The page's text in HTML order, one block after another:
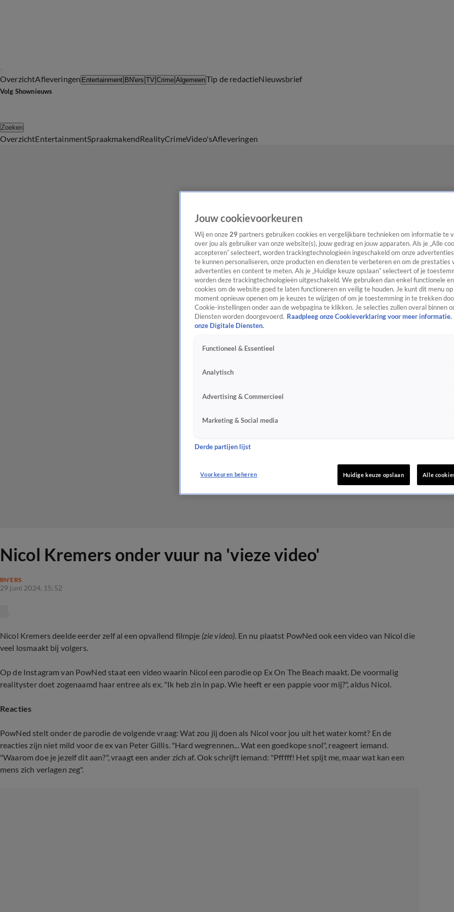
OverzichtAfleveringen Entertainment BN'ers TV Crime AlgemeenTip de redactieNieuwsbrief
Volg Shownieuws
Zoeken
OverzichtEntertainmentSpraakmakendRealityCrimeVideo'sAfleveringen
Nicol Kremers onder vuur na 'vieze video'
BN'ERS
29 juni 2024, 15:52
Nicol Kremers deelde eerder zelf al een opvallend filmpje (zie video). En nu plaatst PowNed ook een video van Nicol die
veel losmaakt bij volgers.
Op de Instagram van PowNed staat een video waarin Nicol een parodie op Ex On The Beach maakt. De voormalig
realityster doet zogenaamd haar entree als ex. "Ik heb zin in pap. Wie heeft er een pappie voor mij?", aldus Nicol.
Reacties
PowNed stelt onder de parodie de volgende vraag:Wat zou jij doen als Nicol voor jou uit het water komt? En de
reacties zijn niet mild voor de ex van Peter Gillis. "Hard wegrennen... Wat een goedkope snol", reageert iemand.
"Waarom doe je jezelf dit aan?", vraagt een ander zich af. Ook schrijft iemand: "Pfffff! Het spijt me, maar wat kan een
mens zich verlagen zeg".
Jouw cookievoorkeuren
Wij en onze 29 partners gebruiken cookies en vergelijkbare technieken om informatie te
over jou als gebruiker van onze website(s), jouw gedrag en jouw apparaten. Als je „Alle
accepteren” selecteert, worden trackingtechnologieën ingeschakeld om onze
te kunnen personaliseren, onze producten en diensten te verbeteren en om de prestaties
advertenties en content te meten. Als je „Huidige keuze opslaan” selecteert of je
worden deze trackingtechnologieën uitgeschakeld. We gebruiken dan enkel functionele
cookies om de website goed te laten functioneren en veilig te houden. Je kunt dit menu
moment opnieuw openen om je keuzes te wijzigen of om je toestemming in te trekken
Cookie-instellingen onder aan de webpagina te klikken. Je selecties zullen overal binnen
Diensten worden doorgevoerd. Raadpleeg onze Cookieverklaring voor meer informatie.
onze Digitale Diensten.
Functioneel & Essentieel
Analytisch
Advertising & Commercieel
Marketing & Social media
Derde partijen lijst
Voorkeuren beheren Huidige keuze opslaan Alle